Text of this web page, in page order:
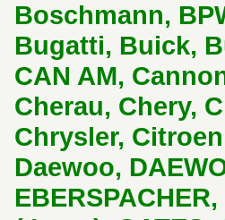
Boschmann,
Bugatti, Buick,
CAN AM,
Cherau, Chery,
Chrysler,
Daewoo,